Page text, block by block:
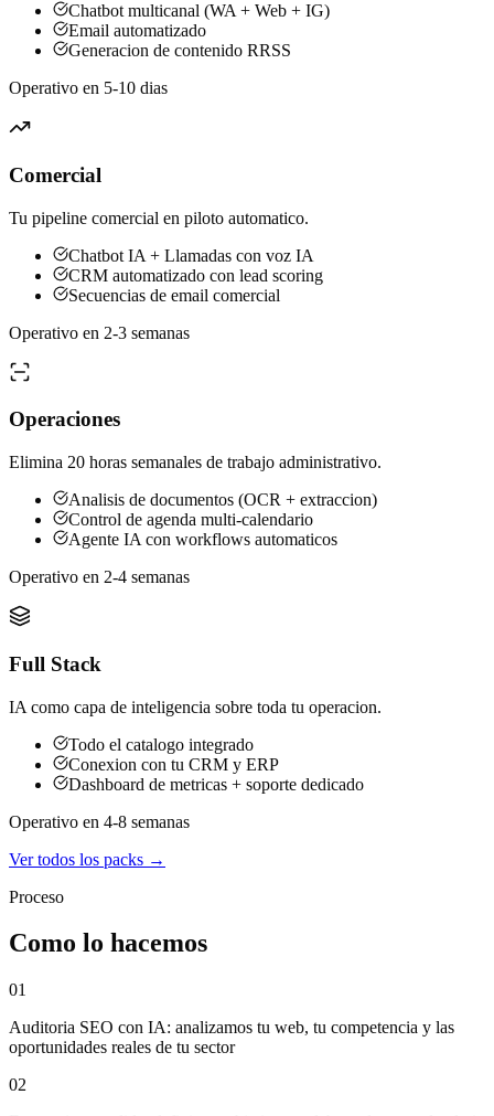
Chatbot multicanal (WA + Web + IG)
Email automatizado
Generacion de contenido RRSS
Operativo en 5-10 dias
Comercial
Tu pipeline comercial en piloto automatico.
Chatbot IA + Llamadas con voz IA
CRM automatizado con lead scoring
Secuencias de email comercial
Operativo en 2-3 semanas
Operaciones
Elimina 20 horas semanales de trabajo administrativo.
Analisis de documentos (OCR + extraccion)
Control de agenda multi-calendario
Agente IA con workflows automaticos
Operativo en 2-4 semanas
Full Stack
IA como capa de inteligencia sobre toda tu operacion.
Todo el catalogo integrado
Conexion con tu CRM y ERP
Dashboard de metricas + soporte dedicado
Operativo en 4-8 semanas
Ver todos los packs →
Proceso
Como lo hacemos
01
Auditoria SEO con IA: analizamos tu web, tu competencia y las
oportunidades reales de tu sector
02